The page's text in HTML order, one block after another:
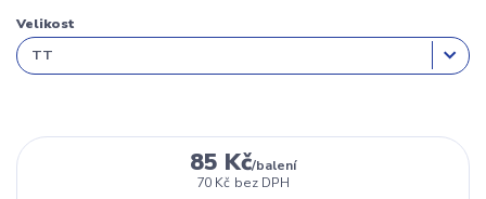
Velikost
85 Kč/balení
70 Kč bez DPH